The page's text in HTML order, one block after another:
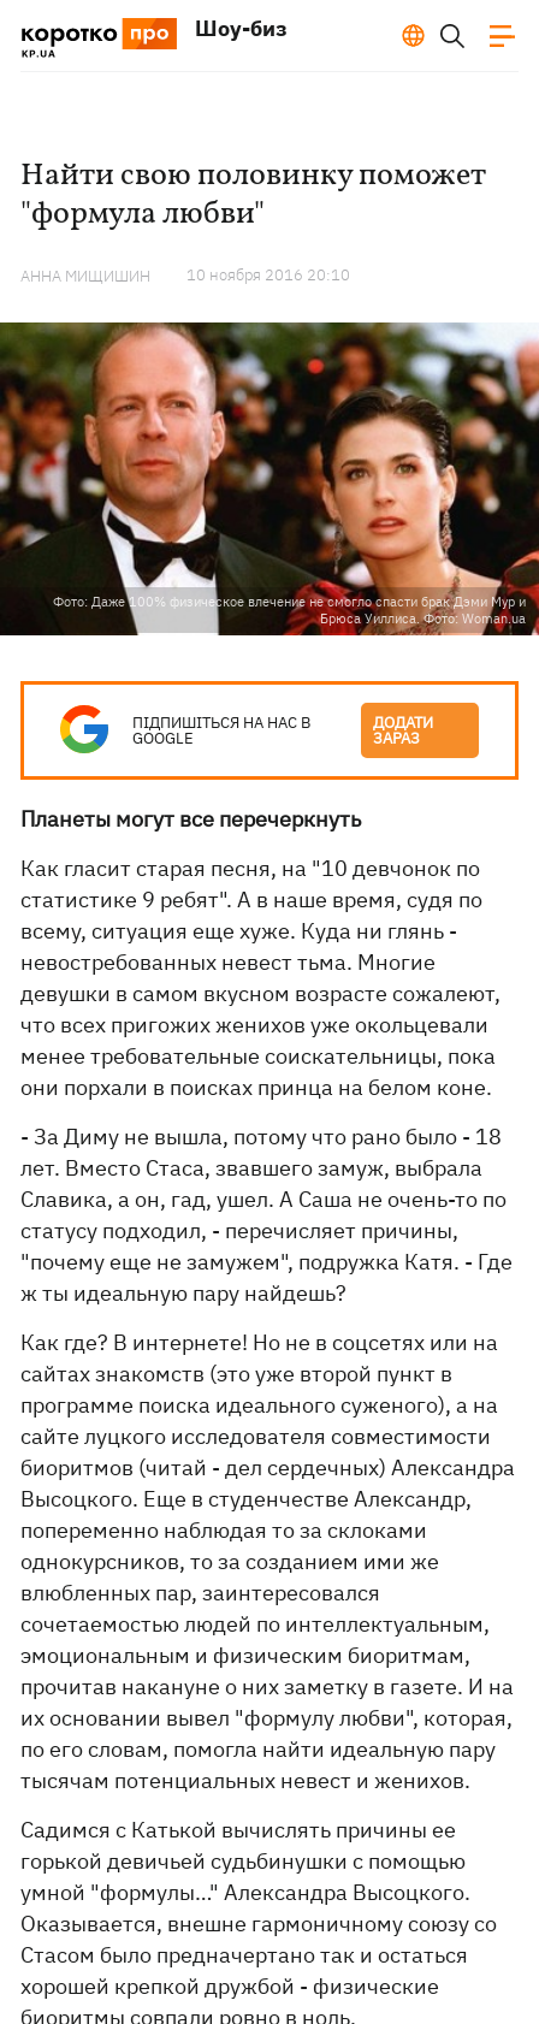
Шоу-биз
Найти свою половинку поможет
"формула любви"
АННА МИЩИШИН 10 ноября 2016 20:10
Фото: Даже 100% физическое влечение не смогло спасти брак Дэми Мур и
Брюса Уиллиса. Фото: Woman.ua
ПІДПИШІТЬСЯ НА НАС В
GOOGLE
ДОДАТИ
ЗАРАЗ
Планеты могут все перечеркнуть
Как гласит старая песня, на "10 девчонок по
статистике 9 ребят". А в наше время, судя по
всему, ситуация еще хуже. Куда ни глянь -
невостребованных невест тьма. Многие
девушки в самом вкусном возрасте сожалеют,
что всех пригожих женихов уже окольцевали
менее требовательные соискательницы, пока
они порхали в поисках принца на белом коне.
- За Диму не вышла, потому что рано было - 18
лет. Вместо Стаса, звавшего замуж, выбрала
Славика, а он, гад, ушел. А Саша не очень-то по
статусу подходил, - перечисляет причины,
"почему еще не замужем", подружка Катя. - Где
ж ты идеальную пару найдешь?
Как где? В интернете! Но не в соцсетях или на
сайтах знакомств (это уже второй пункт в
программе поиска идеального суженого), а на
сайте луцкого исследователя совместимости
биоритмов (читай - дел сердечных) Александра
Высоцкого. Еще в студенчестве Александр,
попеременно наблюдая то за склоками
однокурсников, то за созданием ими же
влюбленных пар, заинтересовался
сочетаемостью людей по интеллектуальным,
эмоциональным и физическим биоритмам,
прочитав накануне о них заметку в газете. И на
их основании вывел "формулу любви", которая,
по его словам, помогла найти идеальную пару
тысячам потенциальных невест и женихов.
Садимся с Катькой вычислять причины ее
горькой девичьей судьбинушки с помощью
умной "формулы…" Александра Высоцкого.
Оказывается, внешне гармоничному союзу со
Стасом было предначертано так и остаться
хорошей крепкой дружбой - физические
биоритмы совпали ровно в ноль.